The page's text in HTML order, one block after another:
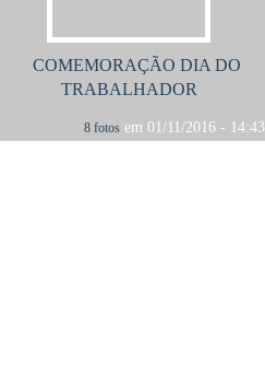
COMEMORAÇÃO DIA DO
TRABALHADOR
8 fotos em 01/11/2016 - 14:43